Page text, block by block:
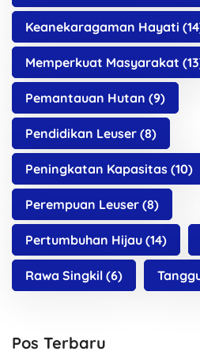
Keanekaragaman Hayati
Memperkuat Masyarakat
Pemantauan Hutan (9)
Pendidikan Leuser (8)
Peningkatan Kapasitas (10)
Perempuan Leuser (8)
Pertumbuhan Hijau (14)
Rawa Singkil (6)
Pos Terbaru